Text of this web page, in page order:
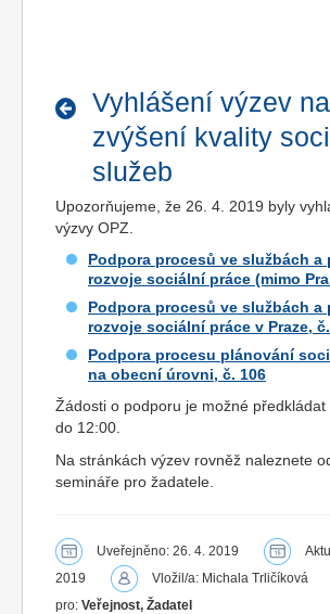
Vyhlášení výzev na
zvýšení kvality
služeb
Upozorňujeme, že 26. 4. 2019 byly
výzvy OPZ.
Podpora procesů ve službách a
rozvoje sociální práce (mimo
Podpora procesů ve službách a
rozvoje sociální práce v Praze,
Podpora procesu plánování
na obecní úrovni, č. 106
Žádosti o podporu je možné
do 12:00.
Na stránkách výzev rovněž naleznete
semináře pro žadatele.
Uveřejněno: 26. 4. 2019
2019
Vložil/a: Michala Trličíková
pro: Veřejnost, Žadatel